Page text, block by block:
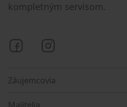
kompletným servisom.
Bezrealitky na Facebooku
Záujemcovia